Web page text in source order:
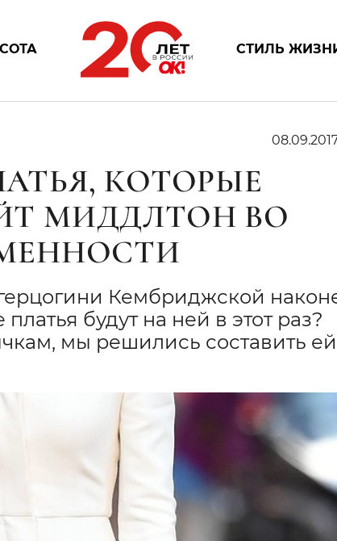
СТИЛЬ
КОТОРЫЕ
МИДДЛТОН ВО
Кембриджской
будут на ней в этот раз?
мы решились составить ей